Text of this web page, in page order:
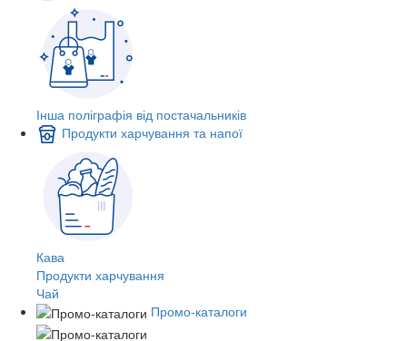
Інша поліграфія від постачальників
Продукти харчування та напої
Кава
Продукти харчування
Чай
Промо-каталоги